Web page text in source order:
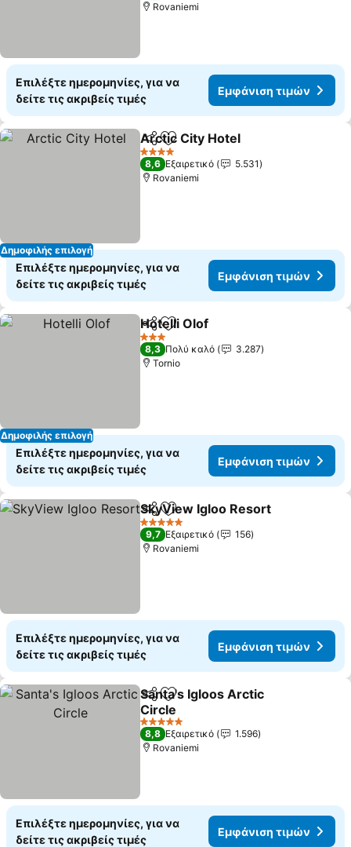
Rovaniemi
Επιλέξτε ημερομηνίες, για να
δείτε τις ακριβείς τιμές
Εμφάνιση τιμών
Δημοφιλής επιλογή
Κοινοποίηση
Προσθήκη στα αγαπημένα
Arctic City Hotel
4 Αστέρια
8,6 Εξαιρετικό
5.531
Rovaniemi
Επιλέξτε ημερομηνίες, για να
δείτε τις ακριβείς τιμές
Εμφάνιση τιμών
Δημοφιλής επιλογή
Κοινοποίηση
Προσθήκη στα αγαπημένα
Hotelli Olof
3 Αστέρια
8,3 Πολύ καλό
3.287
Tornio
Επιλέξτε ημερομηνίες, για να
δείτε τις ακριβείς τιμές
Εμφάνιση τιμών
Κοινοποίηση
Προσθήκη στα αγαπημένα
SkyView Igloo Resort
5 Αστέρια
9,7 Εξαιρετικό
156
Rovaniemi
Επιλέξτε ημερομηνίες, για να
δείτε τις ακριβείς τιμές
Εμφάνιση τιμών
Κοινοποίηση
Προσθήκη στα αγαπημένα
Santa's Igloos Arctic
Circle
Εμφάνιση τιμών
5 Αστέρια
8,8 Εξαιρετικό
1.596
Rovaniemi
Επιλέξτε ημερομηνίες, για να
δείτε τις ακριβείς τιμές
Εμφάνιση τιμών